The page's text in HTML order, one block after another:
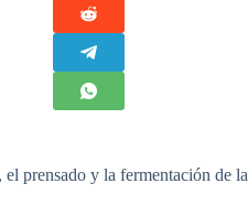
prensado y la fermentación de